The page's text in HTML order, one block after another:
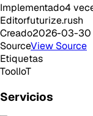
Implementado4
Editorfuturize.rush
Creado2026-03-30
SourceView Source
Etiquetas
ToolIoT
Servicios